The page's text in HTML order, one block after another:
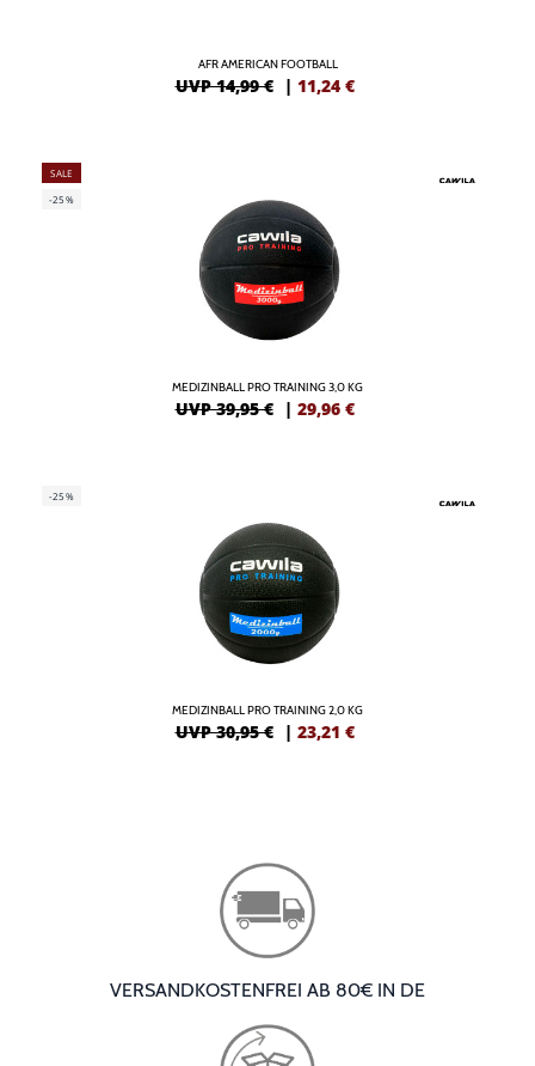
AFR AMERICAN FOOTBALL
UVP 14,99 € | 11,24 €
SALE
-25%
MEDIZINBALL PRO TRAINING 3,0 KG
UVP 39,95 € | 29,96 €
-25%
MEDIZINBALL PRO TRAINING 2,0 KG
UVP 30,95 € | 23,21 €
VERSANDKOSTENFREI AB 80€ IN DE